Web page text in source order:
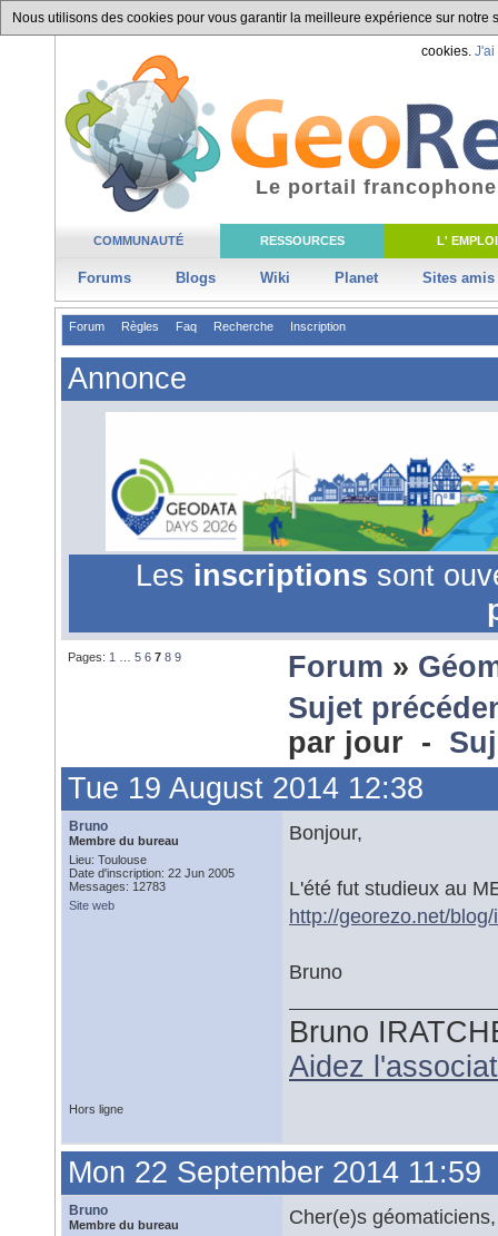
Nous utilisons des cookies pour vous garantir la meilleure expérience sur
cookies. J'ai
COMMUNAUTÉ RESSOURCES L' EMPLOI
Forums Blogs Wiki Planet Sites amis
Le portail
Forum Règles Faq Recherche Inscription
Annonce
Les inscriptions sont
Pages: 1 5 6 7 8 9 Forum »
Sujet
par jour -
Tue 19 August 2014 12:38
Bruno
Membre du bureau
Lieu: Toulouse
Date d'inscription: 22 Jun 2005
Messages: 12783
Site web
Bonjour,
L'été fut studieux au
http://georezo.net/
Bruno
Bruno
Aidez
Hors ligne
Mon 22 September 2014 11:59
Bruno
Membre du bureau
Cher(e)s géomaticiens,